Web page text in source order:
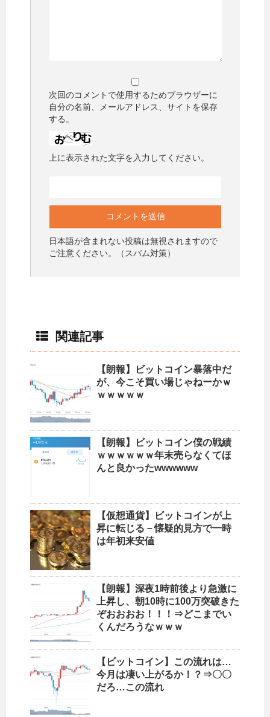
次回のコメントで使用するためブラウザーに
自分の名前、メールアドレス、サイトを保存
する。
上に表示された文字を入力してください。
日本語が含まれない投稿は無視されますので
ご注意ください。（スパム対策）
関連記事
【朗報】ビットコイン暴落中だ
が、今こそ買い場じゃねーかｗ
ｗｗｗｗｗ
【朗報】ビットコイン僕の戦績
ｗｗｗｗｗｗ年末売らなくてほ
んと良かったwwwwww
【仮想通貨】ビットコインが上
昇に転じる－懐疑的見方で一時
は年初来安値
【朗報】深夜1時前後より急激に
上昇し、朝10時に100万突破きた
ぞおおおお！！！⇒どこまでい
くんだろうなｗｗｗ
【ビットコイン】この流れは…
今月は凄い上がるか！？⇒〇〇
だろ…この流れ